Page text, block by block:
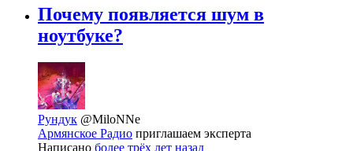
Почему появляется шум в
ноутбуке?
Рундук @MiloNNe
Армянское Радио приглашаем эксперта
Написано более трёх лет назад